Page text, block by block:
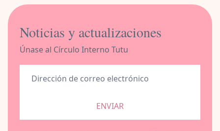
Noticias y actualizaciones
Únase al Círculo Interno Tutu
ENVIAR